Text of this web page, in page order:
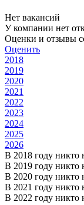
Нет вакансий
У компании нет
Оценки и отзывы
Оценить
2018
2019
2020
2021
2022
2023
2024
2025
2026
В 2018 году никто
В 2019 году никто
В 2020 году никто
В 2021 году никто
В 2022 году никто